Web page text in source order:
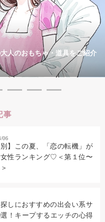
人のおもちゃ・道具をご紹介
事
06
別】この夏、「恋の転機」が
性ランキング♡＜第１位〜
しにおすすめの出会い系サ
！キープするエッチの心得